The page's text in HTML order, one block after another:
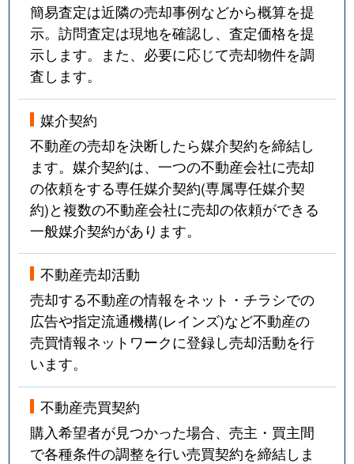
簡易査定は近隣の売却事例などから概算を提
示。訪問査定は現地を確認し、査定価格を提
示します。また、必要に応じて売却物件を調
査します。
媒介契約
不動産の売却を決断したら媒介契約を締結し
ます。媒介契約は、一つの不動産会社に売却
の依頼をする専任媒介契約(専属専任媒介契
約)と複数の不動産会社に売却の依頼ができる
一般媒介契約があります。
不動産売却活動
売却する不動産の情報をネット・チラシでの
広告や指定流通機構(レインズ)など不動産の
売買情報ネットワークに登録し売却活動を行
います。
不動産売買契約
購入希望者が見つかった場合、売主・買主間
で各種条件の調整を行い売買契約を締結しま